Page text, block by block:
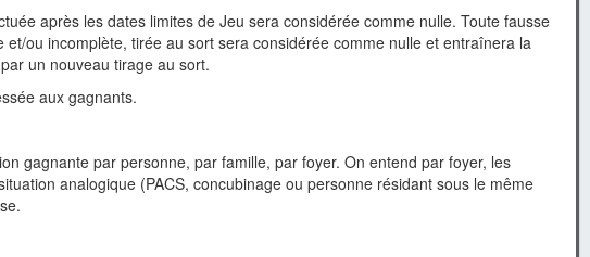
après les dates limites de Jeu sera considérée comme nulle. Toute fausse
ou incomplète, tirée au sort sera considérée comme nulle et entraînera la
un nouveau tirage au sort.
aux gagnants.
gagnante par personne, par famille, par foyer. On entend par foyer, les
analogique (PACS, concubinage ou personne résidant sous le même